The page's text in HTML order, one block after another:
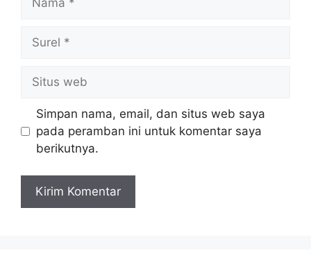
Surel
Situs
web
Simpan nama, email, dan situs web saya
pada peramban ini untuk komentar saya
berikutnya.